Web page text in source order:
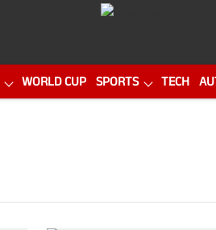
WORLD CUP SPORTS TECH